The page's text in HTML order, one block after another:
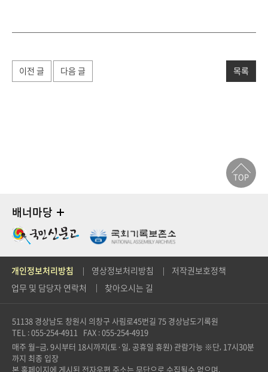
이전 글 다음 글 목록
TOP
배너마당
개인정보처리방침 영상정보처리방침 저작권보호정책
업무 및 담당자 연락처 찾아오시는 길
51138 경상남도 창원시 의창구 사림로45번길 75 경상남도기록원
TEL : 055-254-4911
FAX : 055-254-4919
매주 월~금, 9시부터 18시까지(토·일, 공휴일 휴원) 관람가능 ※단, 17시30분
까지 최종 입장
본 홈페이지에 게시된 전자우편 주소는 무단으로 수집될수 없으며,